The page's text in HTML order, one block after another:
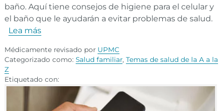
baño. Aquí tiene consejos de higiene para el celular y
el baño que le ayudarán a evitar problemas de salud.
Lea más
Médicamente revisado por UPMC
Categorizado como: Salud familiar, Temas de salud de la A a la
Z
Etiquetado con: